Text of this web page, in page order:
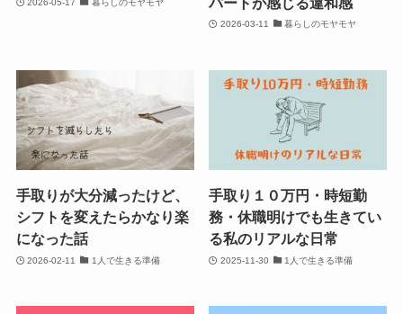
2026-05-17 暮らしのモヤモヤ
2026-03-11 暮らしのモヤモヤ
手取りが大分減ったけど、
シフトを変えたらかなり楽
になった話
2026-02-11 1人で生きる準備
手取り１０万円・時短勤
務・休職明けでも生きてい
る私のリアルな日常
2025-11-30 1人で生きる準備